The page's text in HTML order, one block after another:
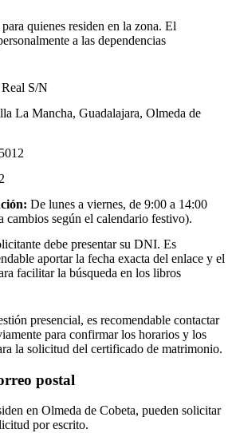
quienes residen en la zona. El
a las dependencias
S/N
La Mancha, Guadalajara, Olmeda de
De lunes a viernes, de 9:00 a 14:00
cambios según el calendario festivo).
debe presentar su DNI. Es
aportar la fecha exacta del enlace y el
facilitar la búsqueda en los libros
presencial, es recomendable contactar
para confirmar los horarios y los
la solicitud del certificado de matrimonio.
postal
en Olmeda de Cobeta, pueden solicitar
por escrito.